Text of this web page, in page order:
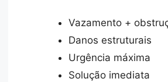
Vazamento +
Danos estruturais
Urgência máxima
Solução imediata